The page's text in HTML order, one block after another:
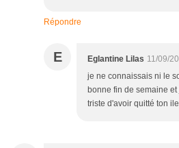
Répondre
E Eglantine Lilas 11/09/
je ne connaissais ni le
bonne fin de semaine
triste d'avoir quitté ton